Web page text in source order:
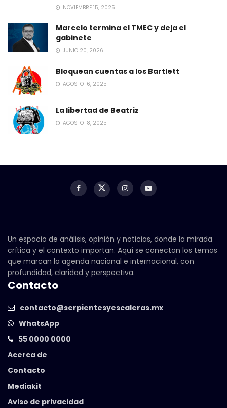
NOVIEMBRE 15, 2025
Marcelo termina el TMEC y deja el
gabinete
JUNIO 20, 2026
Bloquean cuentas a los Bartlett
AGOSTO 16, 2025
La libertad de Beatriz
AGOSTO 18, 2025
Un espacio de análisis, opinión y noticias, donde la mirada
crítica y el contexto importan. Aquí se conectan los temas
que marcan la agenda nacional e internacional, con
profundidad, claridad y perspectiva.
Contacto
contacto@serpientesyescaleras.mx
WhatsApp
55 0000 0000
Acerca de
Contacto
Mediakit
Aviso de privacidad